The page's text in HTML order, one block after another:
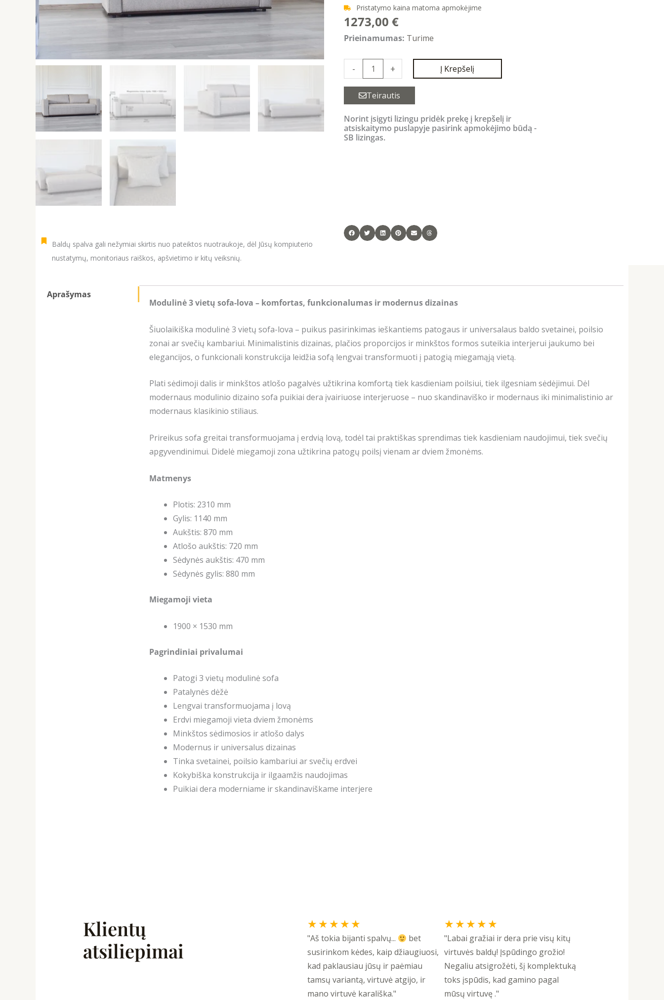
Baldų spalva gali nežymiai skirtis nuo pateiktos nuotraukoje, dėl Jūsų kompiuterio
nustatymų, monitoriaus raiškos, apšvietimo ir kitų veiksnių.
Pristatymo kaina matoma apmokėjime
1273,00 €
Prieinamumas: Turime
-
produkto
sofa
lova
su
patalynės
+ Į Krepšelį
Teirautis
Norint įsigyti lizingu pridėk prekę į krepšelį ir
atsiskaitymo puslapyje pasirink apmokėjimo būdą -
SB lizingas.
Aprašymas
Modulinė 3 vietų sofa-lova – komfortas, funkcionalumas ir modernus dizainas
Šiuolaikiška modulinė 3 vietų sofa-lova – puikus pasirinkimas ieškantiems patogaus ir universalaus baldo svetainei, poilsio
zonai ar svečių kambariui. Minimalistinis dizainas, plačios proporcijos ir minkštos formos suteikia interjerui jaukumo bei
elegancijos, o funkcionali konstrukcija leidžia sofą lengvai transformuoti į patogią miegamąją vietą.
Plati sėdimoji dalis ir minkštos atlošo pagalvės užtikrina komfortą tiek kasdieniam poilsiui, tiek ilgesniam sėdėjimui. Dėl
modernaus modulinio dizaino sofa puikiai dera įvairiuose interjeruose – nuo skandinaviško ir modernaus iki minimalistinio ar
modernaus klasikinio stiliaus.
Prireikus sofa greitai transformuojama į erdvią lovą, todėl tai praktiškas sprendimas tiek kasdieniam naudojimui, tiek svečių
apgyvendinimui. Didelė miegamoji zona užtikrina patogų poilsį vienam ar dviem žmonėms.
Matmenys
Plotis: 2310 mm
Gylis: 1140 mm
Aukštis: 870 mm
Atlošo aukštis: 720 mm
Sėdynės aukštis: 470 mm
Sėdynės gylis: 880 mm
Miegamoji vieta
1900 × 1530 mm
Pagrindiniai privalumai
Patogi 3 vietų modulinė sofa
Patalynės dėžė
Lengvai transformuojama į lovą
Erdvi miegamoji vieta dviem žmonėms
Minkštos sėdimosios ir atlošo dalys
Modernus ir universalus dizainas
Tinka svetainei, poilsio kambariui ar svečių erdvei
Kokybiška konstrukcija ir ilgaamžis naudojimas
Puikiai dera moderniame ir skandinaviškame interjere
Klientų
atsiliepimai
★ ★ ★ ★ ★
5
out
of
5
"Aš tokia bijanti spalvų...
bet
susirinkom kėdes, kaip džiaugiuosi,
kad paklausiau jūsų ir paėmiau
tamsų variantą, virtuvė atgijo, ir
mano virtuvė karališka."
★ ★ ★ ★ ★
5
out
of
5
"Labai gražiai ir dera prie visų kitų
virtuvės baldų! Įspūdingo grožio!
Negaliu atsigrožėti, šį komplektuką
toks įspūdis, kad gamino pagal
mūsų virtuvę ."